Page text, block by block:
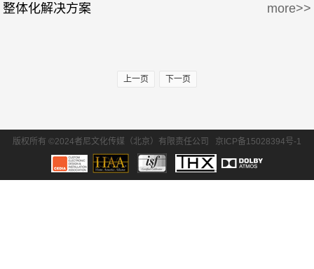
30万-50万
整体化解决方案 more>>
上一页 下一页
版权所有 ©2024者尼文化传媒（北京）有限责任公司 京ICP备15028394号-1